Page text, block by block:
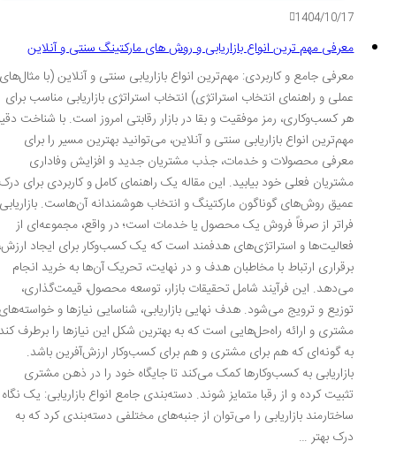
1404/10/17
معرفی مهم ترین انواع بازاریابی و روش های مارکتینگ سنتی و آنلاین
معرفی جامع و کاربردی: مهم‌ترین انواع بازاریابی سنتی و آنلاین (با مثال‌های
عملی و راهنمای انتخاب استراتژی) انتخاب استراتژی بازاریابی مناسب برای
هر کسب‌وکاری، رمز موفقیت و بقا در بازار رقابتی امروز است. با شناخت دقیق
مهم‌ترین انواع بازاریابی سنتی و آنلاین، می‌توانید بهترین مسیر را برای
معرفی محصولات و خدمات، جذب مشتریان جدید و افزایش وفاداری
مشتریان فعلی خود بیابید. این مقاله یک راهنمای کامل و کاربردی برای درک
عمیق روش‌های گوناگون مارکتینگ و انتخاب هوشمندانه آن‌هاست. بازاریابی
فراتر از صرفاً فروش یک محصول یا خدمات است؛ در واقع، مجموعه‌ای از
فعالیت‌ها و استراتژی‌های هدفمند است که یک کسب‌وکار برای ایجاد ارزش،
برقراری ارتباط با مخاطبان هدف و در نهایت، تحریک آن‌ها به خرید انجام
می‌دهد. این فرآیند شامل تحقیقات بازار، توسعه محصول، قیمت‌گذاری،
توزیع و ترویج می‌شود. هدف نهایی بازاریابی، شناسایی نیازها و خواسته‌های
مشتری و ارائه راه‌حل‌هایی است که به بهترین شکل این نیازها را برطرف کند،
به گونه‌ای که هم برای مشتری و هم برای کسب‌وکار ارزش‌آفرین باشد.
بازاریابی به کسب‌وکارها کمک می‌کند تا جایگاه خود را در ذهن مشتری
تثبیت کرده و از رقبا متمایز شوند. دسته‌بندی جامع انواع بازاریابی: یک نگاه
ساختارمند بازاریابی را می‌توان از جنبه‌های مختلفی دسته‌بندی کرد که به
درک بهتر …